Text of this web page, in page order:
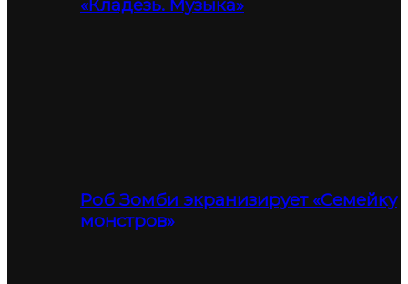
«Кладезь. Музыка»
Роб Зомби экранизирует «Семейку
монстров»